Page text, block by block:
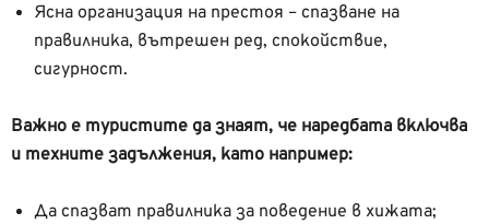
Ясна организация на престоя – спазване на
правилника, вътрешен ред, спокойствие,
сигурност.
Важно е туристите да знаят, че наредбата включва
и техните задължения, като например:
Да спазват правилника за поведение в хижата;